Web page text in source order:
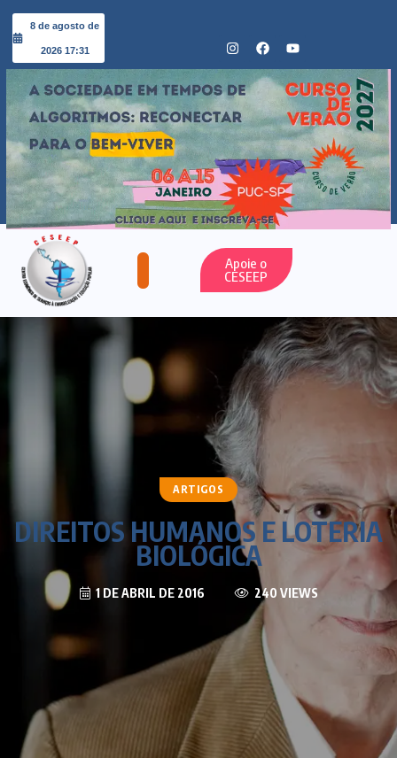
8 de agosto de
2026 17:31
Apoie o
CESEEP
ARTIGOS
DIREITOS HUMANOS E LOTERIA
BIOLÓGICA
1 DE ABRIL DE 2016 240 VIEWS